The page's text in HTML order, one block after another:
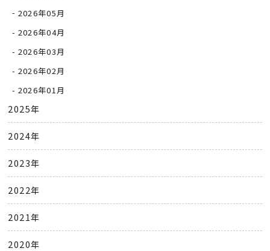
2026年05月
2026年04月
2026年03月
2026年02月
2026年01月
2025年
2024年
2023年
2022年
2021年
2020年